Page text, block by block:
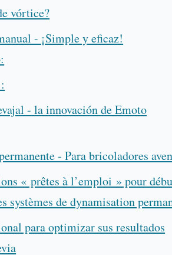
vórtice?
- ¡Simple y eficaz!
- la innovación de Emoto
- Para bricoladores
« prêtes à l’emploi » pour
systèmes de dynamisation
para optimizar sus resultados